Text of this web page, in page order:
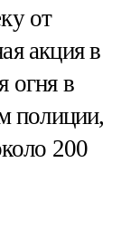
от
акция в
огня в
полиции,
200